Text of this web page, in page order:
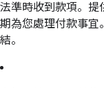
法準時收到款項。提
期為您處理付款事宜
結。